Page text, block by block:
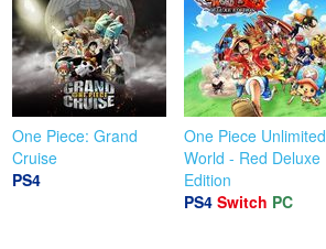
One Piece: Grand
Cruise
PS4
One Piece Unlimited
World - Red Deluxe
Edition
PS4 Switch PC